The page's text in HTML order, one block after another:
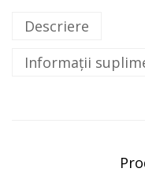
Descriere
Informații